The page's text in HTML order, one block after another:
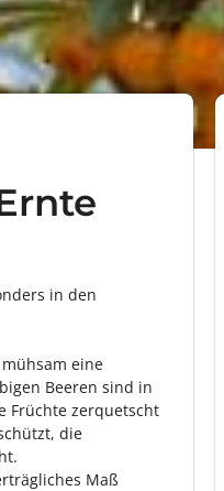
in den
eine
Beeren sind in
Früchte zerquetscht
die
Maß